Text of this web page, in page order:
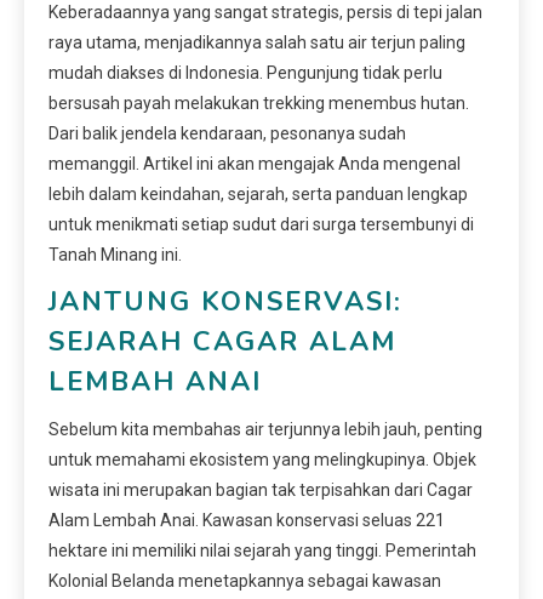
Keberadaannya yang sangat strategis, persis di tepi jalan
raya utama, menjadikannya salah satu air terjun paling
mudah diakses di Indonesia. Pengunjung tidak perlu
bersusah payah melakukan trekking menembus hutan.
Dari balik jendela kendaraan, pesonanya sudah
memanggil. Artikel ini akan mengajak Anda mengenal
lebih dalam keindahan, sejarah, serta panduan lengkap
untuk menikmati setiap sudut dari surga tersembunyi di
Tanah Minang ini.
JANTUNG KONSERVASI:
SEJARAH CAGAR ALAM
LEMBAH ANAI
Sebelum kita membahas air terjunnya lebih jauh, penting
untuk memahami ekosistem yang melingkupinya. Objek
wisata ini merupakan bagian tak terpisahkan dari Cagar
Alam Lembah Anai. Kawasan konservasi seluas 221
hektare ini memiliki nilai sejarah yang tinggi. Pemerintah
Kolonial Belanda menetapkannya sebagai kawasan